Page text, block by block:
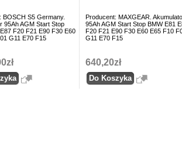
BOSCH S5 Germany.
95Ah AGM Start Stop
F20 F21 E90 F30 E60
G11 E70 F15
Producent: MAXGEAR.
95Ah AGM Start Stop BMW E81
F20 F21 E90 F30 E60 E65 F10
G11 E70 F15
640,20zł